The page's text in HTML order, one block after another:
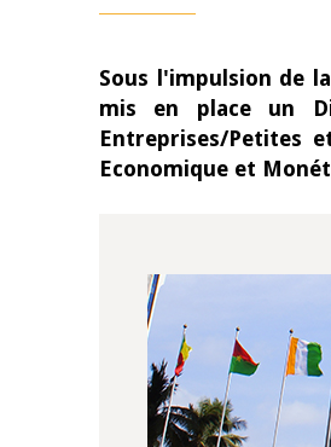
Sous l'impulsion de
mis en place un
Entreprises/Petites
Economique et